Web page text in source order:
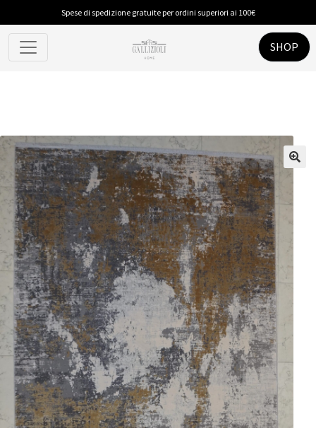
Spese di spedizione gratuite per ordini superiori ai 100€
SHOP